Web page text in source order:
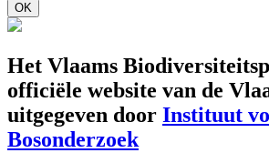
OK
Het Vlaams
officiële website van de
uitgegeven door Instituut
Bosonderzoek